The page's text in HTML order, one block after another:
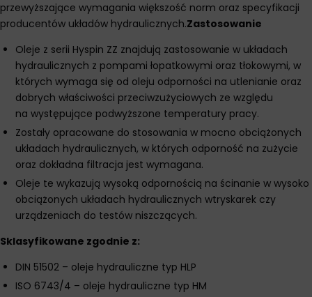
przewyższające wymagania większość norm oraz specyfikacji
producentów układów hydraulicznych.Zastosowanie
Oleje z serii Hyspin ZZ znajdują zastosowanie w układach
hydraulicznych z pompami łopatkowymi oraz tłokowymi, w
których wymaga się od oleju odporności na utlenianie oraz
dobrych właściwości przeciwzużyciowych ze względu
na występujące podwyższone temperatury pracy.
Zostały opracowane do stosowania w mocno obciążonych
układach hydraulicznych, w których odporność na zużycie
oraz dokładna filtracja jest wymagana.
Oleje te wykazują wysoką odpornością na ścinanie w wysoko
obciążonych układach hydraulicznych wtryskarek czy
urządzeniach do testów niszczących.
Sklasyfikowane zgodnie z:
DIN 51502 – oleje hydrauliczne typ HLP
ISO 6743/4 – oleje hydrauliczne typ HM